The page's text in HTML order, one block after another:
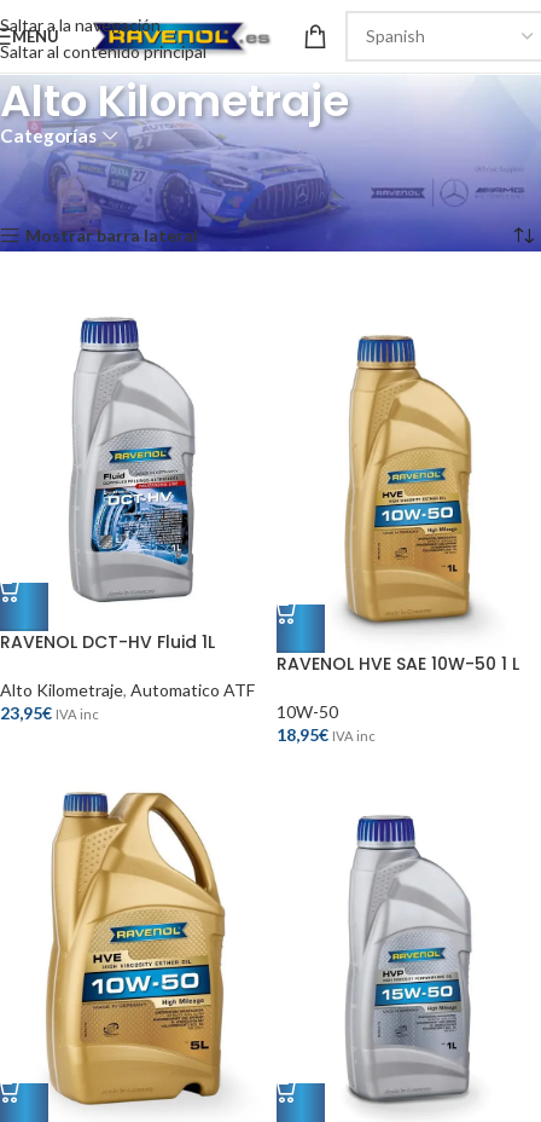
Saltar a la navegación
Saltar al contenido principal
MENÚ
Alto Kilometraje
Categorías
Turismo/ Motor/ Alto Kilometraje
Mostrando 1–12 de 13 resultados
Mostrar barra lateral
RAVENOL DCT-HV Fluid 1L
Alto Kilometraje, Automatico ATF
23,95€ IVA inc
RAVENOL HVE SAE 10W-50 1 L
10W-50
18,95€ IVA inc